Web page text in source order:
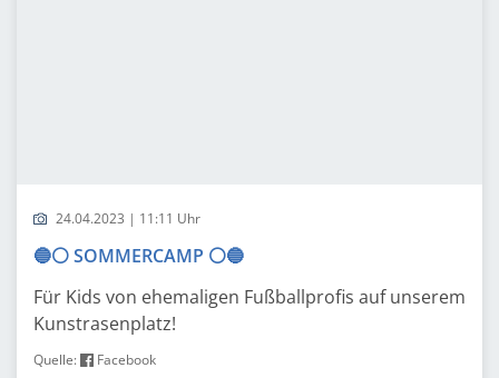
24.04.2023 | 11:11 Uhr
🔵⚪️ SOMMERCAMP ⚪️🔵
Für Kids von ehemaligen Fußballprofis auf unserem
Kunstrasenplatz!
Quelle: Facebook